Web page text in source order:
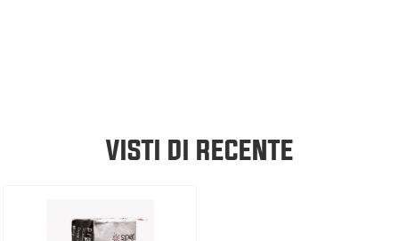
VISTI DI RECENTE